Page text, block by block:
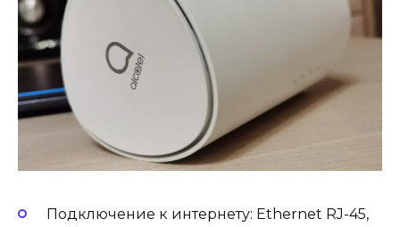
Подключение к интернету: Ethernet RJ-45,